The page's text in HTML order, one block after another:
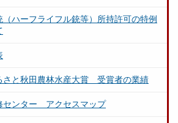
ハーフライフル銃等）所持許可の特例
さと秋田農林水産大賞 受賞者の業績
センター アクセスマップ